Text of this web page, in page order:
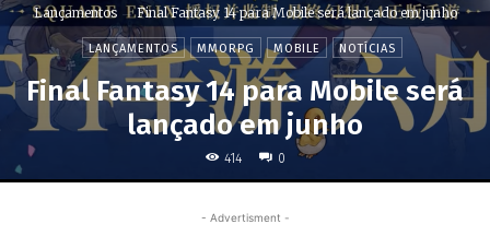
Lançamentos Final Fantasy 14 para Mobile será lançado em junho
LANÇAMENTOS MMORPG MOBILE NOTÍCIAS
Final Fantasy 14 para Mobile será
lançado em junho
414 0
- Advertisment -